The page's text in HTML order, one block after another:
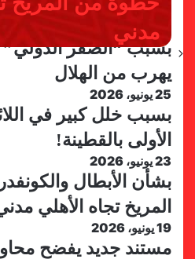
مدني
قضية المريخ
المريخ
الإتحاد
والمسابقات
الأمين العام
بسبب “الصفر
يهرب من الهلال
25 يونيو، 2026
بسبب خلل كبير في
الأولى بالقطينة!
23 يونيو، 2026
بشأن الأبطال
المريخ تجاه الأهلي
19 يونيو، 2026
مستند جديد يفضح